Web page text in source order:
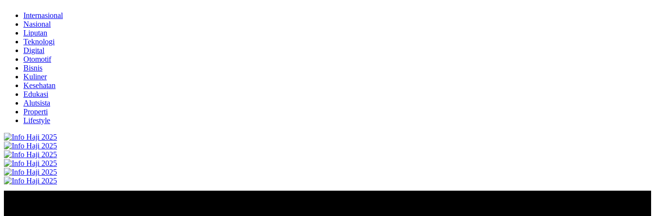
Internasional
Nasional
Liputan
Teknologi
Digital
Otomotif
Bisnis
Kuliner
Kesehatan
Edukasi
Alutsista
Properti
Lifestyle